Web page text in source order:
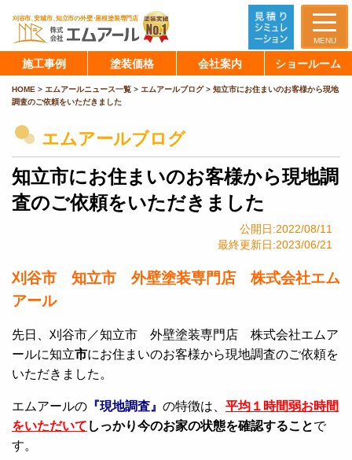
MENU
施工事例 塗装価格 会社案内 ショールーム
HOME > エムアールニュース一覧 > エムアールブログ> 知立市にお住まいのお客様から現地
調査のご依頼をいただきました
エムアールブログ
知立市にお住まいのお客様から現地調
査のご依頼をいただきました
公開日:2022/08/11
最終更新日:2023/06/21
刈谷市 知立市 外壁塗装専門店 株式会社エム
アール
先日、刈谷市／知立市 外壁塗装専門店 株式会社エムア
ールに知立市にお住まいのお客様から現地調査のご依頼を
いただきました。
エムアールの 『現地調査』 の特徴は、 平均１時間弱お時間
をいただいて しっかり今のお家の状態を確認することで
す。